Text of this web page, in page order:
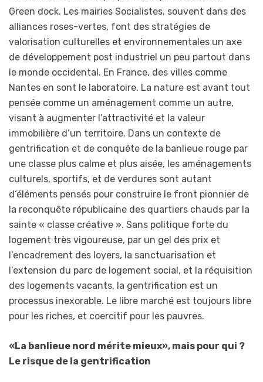
Green dock. Les mairies Socialistes, souvent dans des
alliances roses-vertes, font des stratégies de
valorisation culturelles et environnementales un axe
de développement post industriel un peu partout dans
le monde occidental. En France, des villes comme
Nantes en sont le laboratoire. La nature est avant tout
pensée comme un aménagement comme un autre,
visant à augmenter l’attractivité et la valeur
immobilière d’un territoire. Dans un contexte de
gentrification et de conquête de la banlieue rouge par
une classe plus calme et plus aisée, les aménagements
culturels, sportifs, et de verdures sont autant
d’éléments pensés pour construire le front pionnier de
la reconquête républicaine des quartiers chauds par la
sainte « classe créative ». Sans politique forte du
logement très vigoureuse, par un gel des prix et
l’encadrement des loyers, la sanctuarisation et
l’extension du parc de logement social, et la réquisition
des logements vacants, la gentrification est un
processus inexorable. Le libre marché est toujours libre
pour les riches, et coercitif pour les pauvres.
«La banlieue nord mérite mieux», mais pour qui ?
Le risque de la gentrification